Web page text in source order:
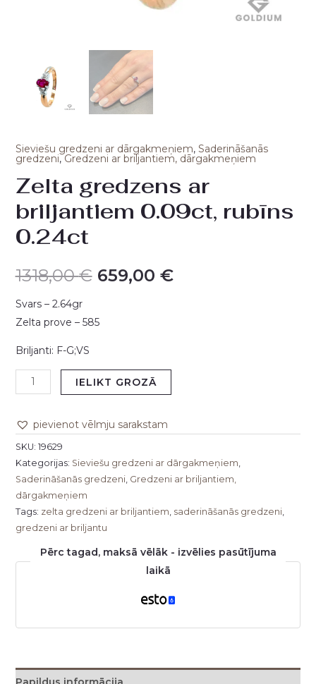
Sieviešu gredzeni ar dārgakmeņiem, Saderināšanās
gredzeni,Gredzeni ar briljantiem, dārgakmeņiem
Zelta gredzens ar
briljantiem 0.09ct, rubīns
0.24ct
1318,00€ 659,00 €
Svars – 2.64gr
Zelta prove – 585
Briljanti: F-G;VS
IELIKT GROZĀ
pievienot vēlmju sarakstam
SKU: 19629
Kategorijas: Sieviešu gredzeni ar dārgakmeņiem,
Saderināšanās gredzeni, Gredzeni ar briljantiem,
dārgakmeņiem
Tags: zelta gredzeni ar briljantiem, saderināšanās gredzeni,
gredzeni ar briljantu
Pērc tagad, maksā vēlāk - izvēlies pasūtījuma
laikā